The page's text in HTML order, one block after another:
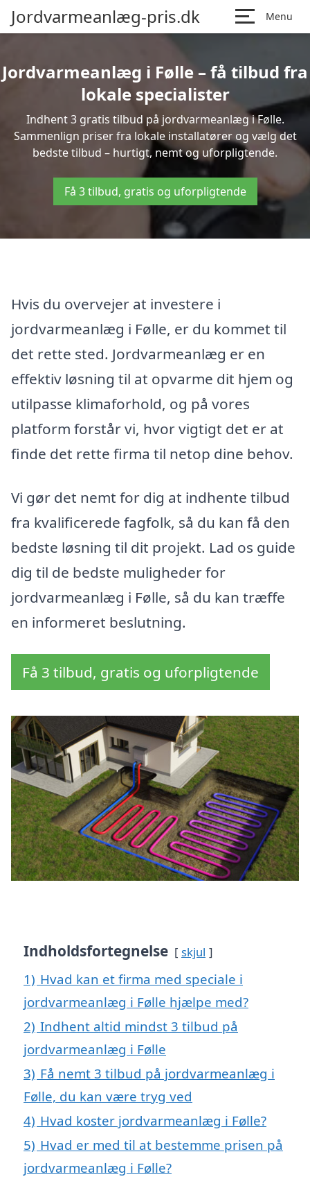
Jordvarmeanlæg-pris.dk Menu
Jordvarmeanlæg i Følle – få tilbud fra
lokale specialister
Indhent 3 gratis tilbud på jordvarmeanlæg i Følle.
Sammenlign priser fra lokale installatører og vælg det
bedste tilbud – hurtigt, nemt og uforpligtende.
Få 3 tilbud, gratis og uforpligtende
Hvis du overvejer at investere i
jordvarmeanlæg i Følle, er du kommet til
det rette sted. Jordvarmeanlæg er en
effektiv løsning til at opvarme dit hjem og
utilpasse klimaforhold, og på vores
platform forstår vi, hvor vigtigt det er at
finde det rette firma til netop dine behov.
Vi gør det nemt for dig at indhente tilbud
fra kvalificerede fagfolk, så du kan få den
bedste løsning til dit projekt. Lad os guide
dig til de bedste muligheder for
jordvarmeanlæg i Følle, så du kan træffe
en informeret beslutning.
Få 3 tilbud, gratis og uforpligtende
Indholdsfortegnelse skjul
1) Hvad kan et firma med speciale i
jordvarmeanlæg i Følle hjælpe med?
2) Indhent altid mindst 3 tilbud på
jordvarmeanlæg i Følle
3) Få nemt 3 tilbud på jordvarmeanlæg i
Følle, du kan være tryg ved
4) Hvad koster jordvarmeanlæg i Følle?
5) Hvad er med til at bestemme prisen på
jordvarmeanlæg i Følle?